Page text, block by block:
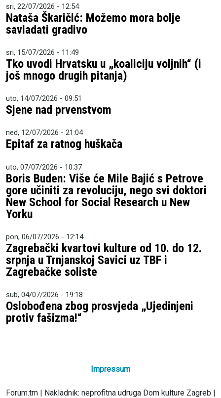
sri, 22/07/2026 - 12:54
Nataša Škaričić: Možemo mora bolje
savladati gradivo
sri, 15/07/2026 - 11:49
Tko uvodi Hrvatsku u „koaliciju voljnih“ (i
još mnogo drugih pitanja)
uto, 14/07/2026 - 09:51
Sjene nad prvenstvom
ned, 12/07/2026 - 21:04
Epitaf za ratnog huškača
uto, 07/07/2026 - 10:37
Boris Buden: Više će Mile Bajić s Petrove
gore učiniti za revoluciju, nego svi doktori
New School for Social Research u New
Yorku
pon, 06/07/2026 - 12:14
Zagrebački kvartovi kulture od 10. do 12.
srpnja u Trnjanskoj Savici uz TBF i
Zagrebačke soliste
sub, 04/07/2026 - 19:18
Oslobođena zbog prosvjeda „Ujedinjeni
protiv fašizma!“
Impressum
Forum.tm | Nakladnik: neprofitna udruga Dom kulture Zagreb |